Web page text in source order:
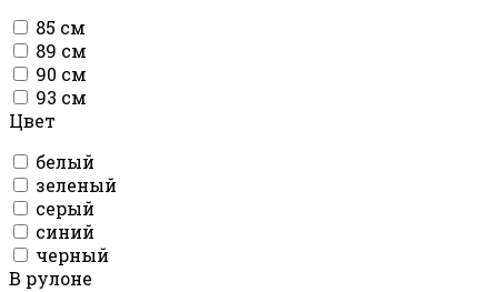
85 см
89 см
90 см
93 см
Цвет
белый
зеленый
серый
синий
черный
В рулоне